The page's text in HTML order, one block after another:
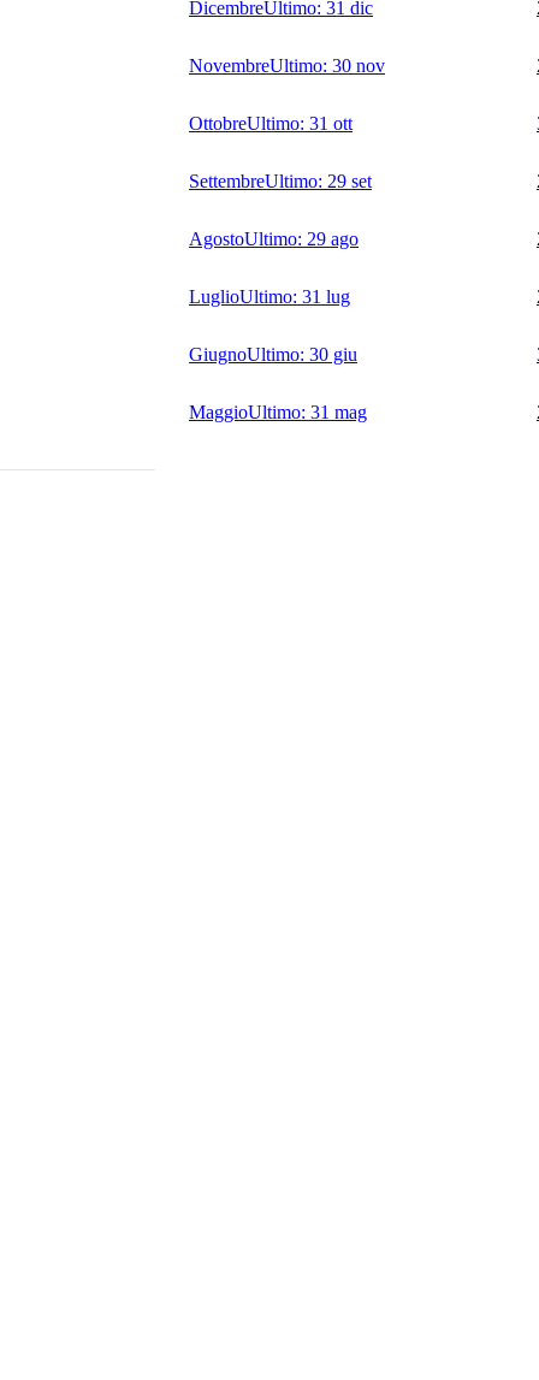
DicembreUltimo: 31 dic
NovembreUltimo: 30 nov
OttobreUltimo: 31 ott
SettembreUltimo: 29 set
AgostoUltimo: 29 ago
LuglioUltimo: 31 lug
GiugnoUltimo: 30 giu
MaggioUltimo: 31 mag